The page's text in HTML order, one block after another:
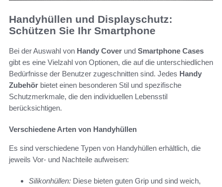
Handyhüllen und Displayschutz:
Schützen Sie Ihr Smartphone
Bei der Auswahl von Handy Cover und Smartphone Cases
gibt es eine Vielzahl von Optionen, die auf die unterschiedlichen
Bedürfnisse der Benutzer zugeschnitten sind. Jedes Handy
Zubehör bietet einen besonderen Stil und spezifische
Schutzmerkmale, die den individuellen Lebensstil
berücksichtigen.
Verschiedene Arten von Handyhüllen
Es sind verschiedene Typen von Handyhüllen erhältlich, die
jeweils Vor- und Nachteile aufweisen:
Silikonhüllen: Diese bieten guten Grip und sind weich,